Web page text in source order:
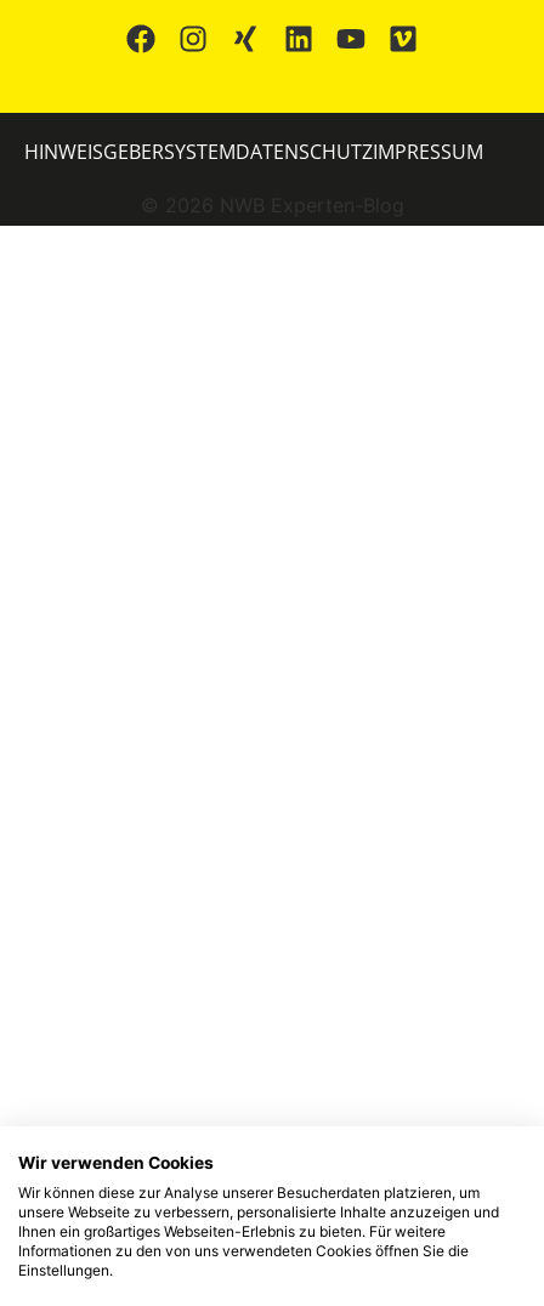
© 2026 NWB Experten-Blog
HINWEISGEBERSYSTEMDATENSCHUTZIMPRESSUM
Wir verwenden Cookies
Wir können diese zur Analyse unserer Besucherdaten platzieren, um
unsere Webseite zu verbessern, personalisierte Inhalte anzuzeigen und
Ihnen ein großartiges Webseiten-Erlebnis zu bieten. Für weitere
Informationen zu den von uns verwendeten Cookies öffnen Sie die
Einstellungen.